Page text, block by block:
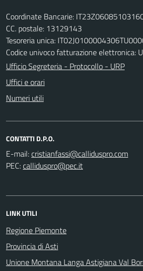
Coordinate Bancarie:
CC. postale: 13129143
Tesoreria unica:
Codice univoco fatturazione elettronica:
Ufficio Segreteria - Protocollo - URP
Uffici e orari
Numeri utili
CONTATTI D.P.O.
E-mail:
PEC:
LINK UTILI
Regione Piemonte
Provincia di Asti
Unione Montana Langa Astigiana Val